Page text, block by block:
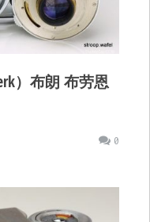
）布朗 布劳恩
0